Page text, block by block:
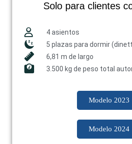
Solo para clientes
4 asientos
5 plazas para dormir
6,81 m de largo
3.500 kg de peso total
Modelo 2023
Modelo 2024